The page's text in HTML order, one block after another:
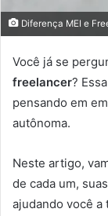
Diferença MEI e
Você já se
freelancer?
pensando em
autônoma.
Neste artigo,
de cada um,
ajudando você a